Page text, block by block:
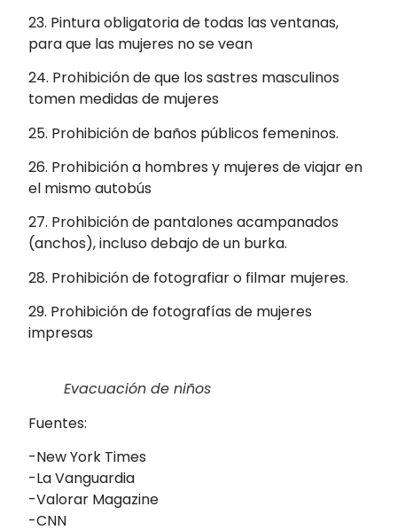
23. Pintura obligatoria de todas las ventanas,
para que las mujeres no se vean
24. Prohibición de que los sastres masculinos
tomen medidas de mujeres
25. Prohibición de baños públicos femeninos.
26. Prohibición a hombres y mujeres de viajar en
el mismo autobús
27. Prohibición de pantalones acampanados
(anchos), incluso debajo de un burka.
28. Prohibición de fotografiar o filmar mujeres.
29. Prohibición de fotografías de mujeres
impresas
Evacuación de niños
Fuentes:
-New York Times
-La Vanguardia
-Valorar Magazine
-CNN